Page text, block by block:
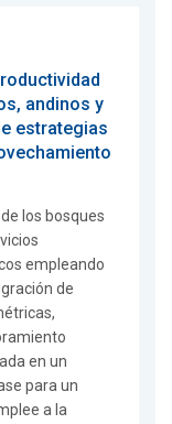
andinos y
estrategias
los bosques
empleando
de
en un
para un
a la